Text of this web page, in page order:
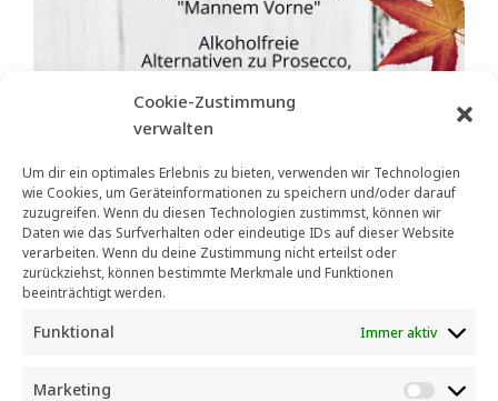
Cookie-Zustimmung
verwalten
Um dir ein optimales Erlebnis zu bieten, verwenden wir Technologien
wie Cookies, um Geräteinformationen zu speichern und/oder darauf
zuzugreifen. Wenn du diesen Technologien zustimmst, können wir
Daten wie das Surfverhalten oder eindeutige IDs auf dieser Website
verarbeiten. Wenn du deine Zustimmung nicht erteilst oder
zurückziehst, können bestimmte Merkmale und Funktionen
beeinträchtigt werden.
Funktional Immer aktiv
Marketing